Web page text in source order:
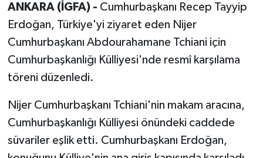
ANKARA (İGFA) - Cumhurbaşkanı Recep Tayyip
Erdoğan, Türkiye'yi ziyaret eden Nijer
Cumhurbaşkanı Abdourahamane Tchiani için
Cumhurbaşkanlığı Külliyesi'nde resmî karşılama
töreni düzenledi.
Nijer Cumhurbaşkanı Tchiani'nin makam aracına,
Cumhurbaşkanlığı Külliyesi önündeki caddede
süvariler eşlik etti. Cumhurbaşkanı Erdoğan,